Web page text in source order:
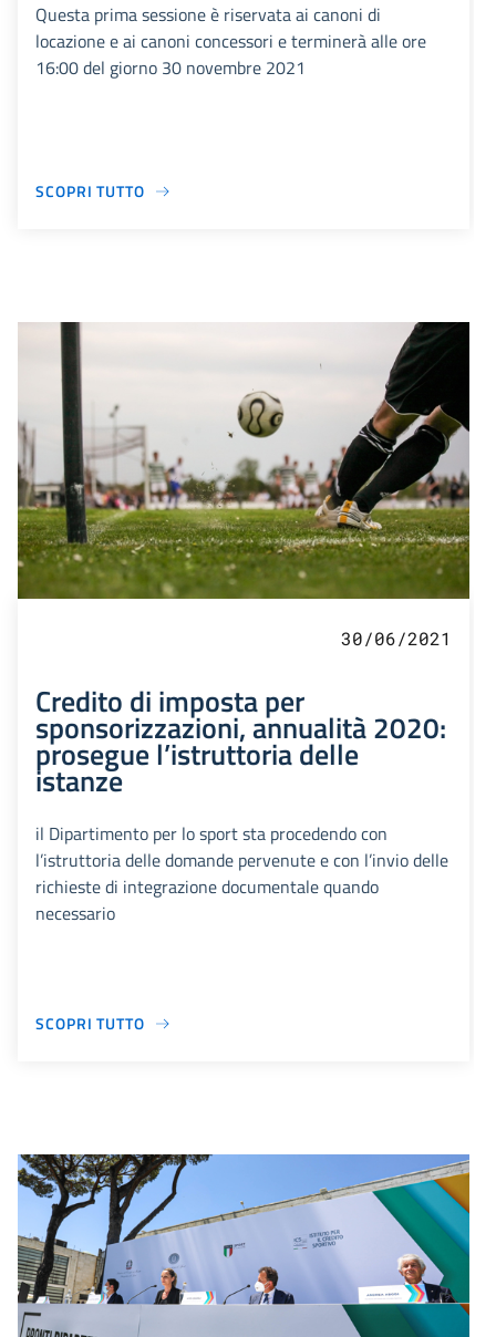
Questa prima sessione è riservata ai canoni di
locazione e ai canoni concessori e terminerà alle ore
16:00 del giorno 30 novembre 2021
SCOPRI TUTTO
30/06/2021
Credito di imposta per
sponsorizzazioni, annualità 2020:
prosegue l’istruttoria delle
istanze
il Dipartimento per lo sport sta procedendo con
l’istruttoria delle domande pervenute e con l’invio delle
richieste di integrazione documentale quando
necessario
SCOPRI TUTTO